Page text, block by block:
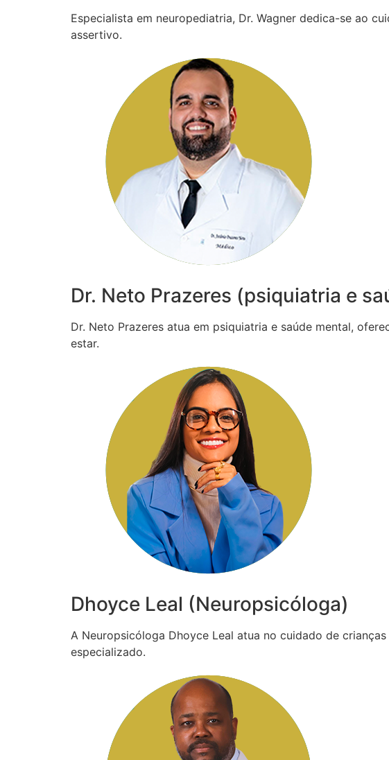
Especialista em neuropediatria, Dr. Wagner dedica-se ao
assertivo.
Dr. Neto Prazeres (psiquiatria e
Dr. Neto Prazeres atua em psiquiatria e saúde mental,
estar.
Dhoyce Leal (Neuropsicóloga)
A Neuropsicóloga Dhoyce Leal atua no cuidado de
especializado.